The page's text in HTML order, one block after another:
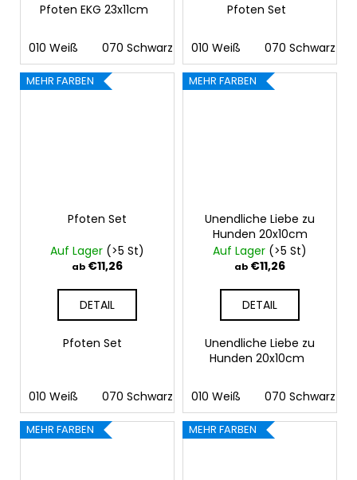
Pfoten EKG 23x11cm
010 Weiß 070 Schwarz 090 Silber 091 Gold
Pfoten Set
010 Weiß 070 Schwarz
MEHR FARBEN
Pfoten Set
Auf Lager (>5 St)
ab €11,26
DETAIL
Pfoten Set
010 Weiß 070 Schwarz 090 Silber 091 Gold
MEHR FARBEN
Unendliche Liebe zu
Hunden 20x10cm
Auf Lager (>5 St)
ab €11,26
DETAIL
Unendliche Liebe zu
Hunden 20x10cm
010 Weiß 070 Schwarz
MEHR FARBEN MEHR FARBEN